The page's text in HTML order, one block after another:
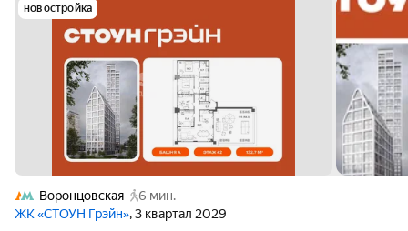
новостройка
Воронцовская
6 мин.
ЖК «СТОУН Грэйн», 3 квартал 2029